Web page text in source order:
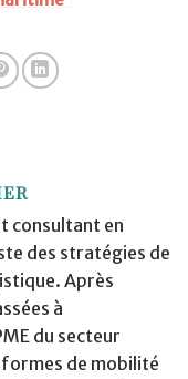
consultant en
des stratégies de
Après
à
du secteur
de mobilité